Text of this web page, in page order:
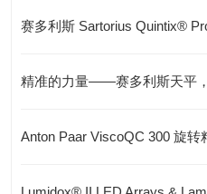
精准的力量——赛多利斯天平